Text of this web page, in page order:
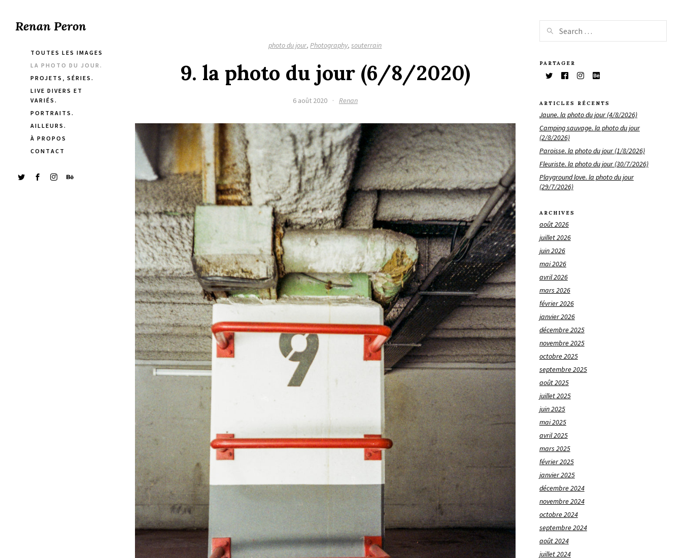
Renan Peron
TOUTES LES IMAGES
LA PHOTO DU JOUR.
PROJETS, SÉRIES.
LIVE DIVERS ET
VARIÉS.
PORTRAITS.
AILLEURS.
À PROPOS
CONTACT
photo du jour,Photography,souterrain
9. la photo du jour (6/8/2020)
6 août 2020 · Renan
PARTAGER
ARTICLES RÉCENTS
Jaune. la photo du jour (4/8/2026)
Camping sauvage. la photo du jour
(2/8/2026)
Paroisse. la photo du jour (1/8/2026)
Fleuriste. la photo du jour (30/7/2026)
Playground love. la photo du jour
(29/7/2026)
ARCHIVES
août 2026
juillet 2026
juin 2026
mai 2026
avril 2026
mars 2026
février 2026
janvier 2026
décembre 2025
novembre 2025
octobre 2025
septembre 2025
août 2025
juillet 2025
juin 2025
mai 2025
avril 2025
mars 2025
février 2025
janvier 2025
décembre 2024
novembre 2024
octobre 2024
septembre 2024
août 2024
juillet 2024